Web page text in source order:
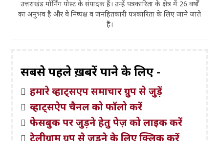
उत्तराखंड मॉर्निंग पोस्ट के संपादक हैं। उन्हें पत्रकारिता के क्षेत्र में 26 वर्षों
का अनुभव है और वे निष्पक्ष व जनहितकारी पत्रकारिता के लिए जाने जाते
हैं।
सबसे पहले ख़बरें पाने के लिए -
हमारे व्हाट्सएप समाचार ग्रुप से जुड़ें
व्हाट्सऐप चैनल को फॉलो करें
फेसबुक पर जुड़ने हेतु पेज़ को लाइक करें
टेलीग्राम ग्रुप से जुड़ने के लिए क्लिक करें